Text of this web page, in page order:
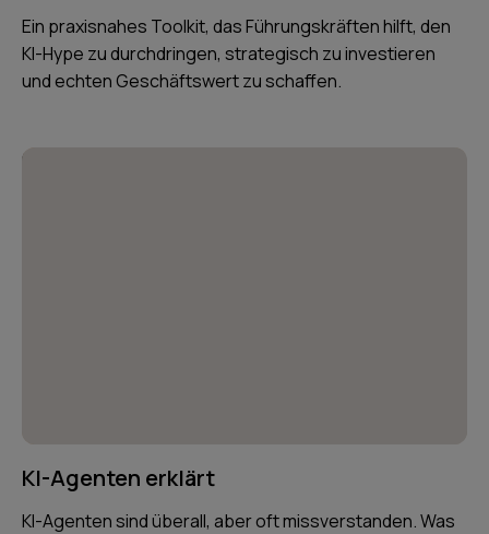
Ein praxisnahes Toolkit, das Führungskräften hilft, den
KI-Hype zu durchdringen, strategisch zu investieren
und echten Geschäftswert zu schaffen.
KI-Agenten erklärt
KI-Agenten sind überall, aber oft missverstanden. Was